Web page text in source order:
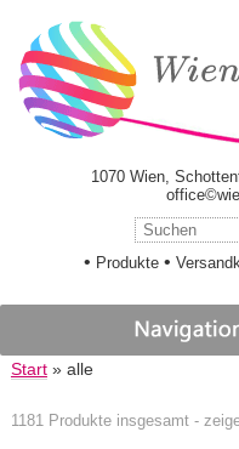
1070 Wien,
• Produkte •
Start» alle
1181 Produkte insgesamt -